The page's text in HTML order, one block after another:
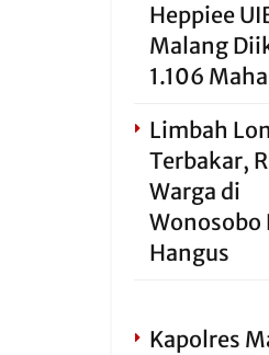
Heppiee
Malang
1.106
Limbah
Terbakar,
Warga di
Wonosobo
Hangus
Kapolres